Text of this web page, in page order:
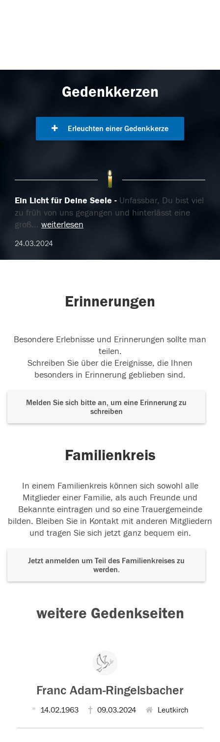
Gedenkkerzen
Erleuchten einer Gedenkkerze
Ein Licht für Deine Seele
Unfassbar, Du bist viel
zu früh von uns gegangen und hinterlässt eine
groß... weiterlesen
24.03.2024
Erinnerungen
Besondere Erlebnisse und Erinnerungen sollte man
teilen.
Schreiben Sie über die Ereignisse, die Ihnen
besonders in Erinnerung geblieben sind.
Melden Sie sich bitte an, um eine Erinnerung zu
schreiben
Familienkreis
In einem Familienkreis können sich sowohl alle
Mitglieder einer Familie, als auch Freunde und
Bekannte eintragen und so eine Trauergemeinde
bilden. Bleiben Sie in Kontakt mit anderen Mitgliedern
und tragen Sie sich jetzt ganz bequem ein.
Jetzt anmelden um Teil des Familienkreises zu
werden.
weitere Gedenkseiten
Franc Adam-Ringelsbacher
14.02.1963 09.03.2024 Leutkirch